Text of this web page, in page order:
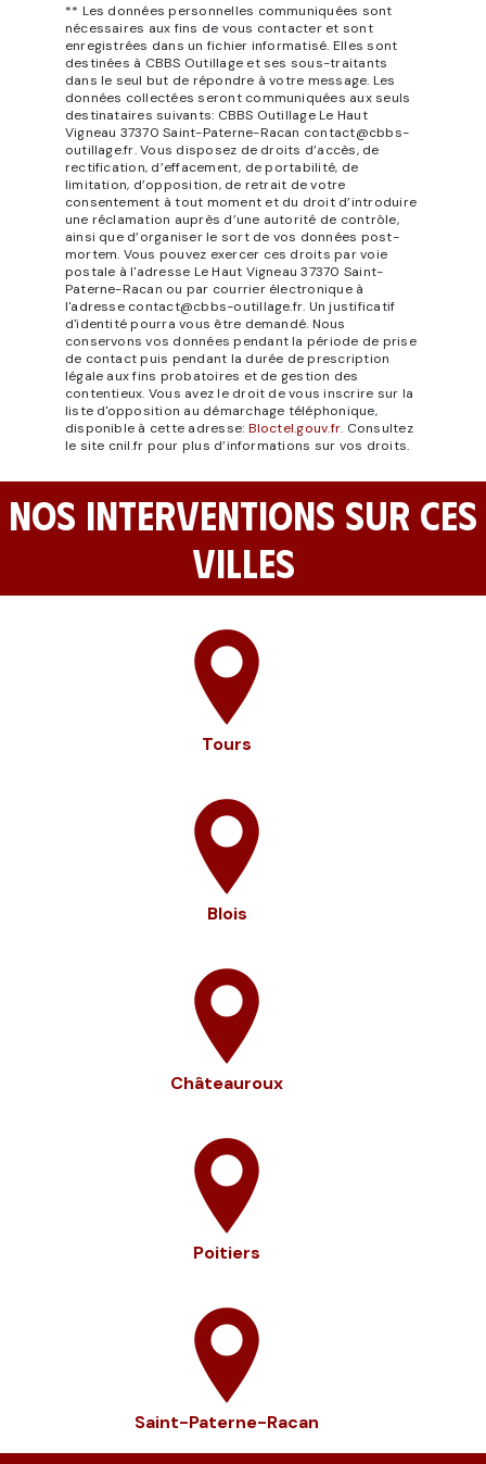
** Les données personnelles communiquées sont
nécessaires aux fins de vous contacter et sont
enregistrées dans un fichier informatisé. Elles sont
destinées à CBBS Outillage et ses sous-traitants
dans le seul but de répondre à votre message. Les
données collectées seront communiquées aux seuls
destinataires suivants: CBBS Outillage Le Haut
Vigneau 37370 Saint-Paterne-Racan contact@cbbs-
outillage.fr. Vous disposez de droits d’accès, de
rectification, d’effacement, de portabilité, de
limitation, d’opposition, de retrait de votre
consentement à tout moment et du droit d’introduire
une réclamation auprès d’une autorité de contrôle,
ainsi que d’organiser le sort de vos données post-
mortem. Vous pouvez exercer ces droits par voie
postale à l'adresse Le Haut Vigneau 37370 Saint-
Paterne-Racan ou par courrier électronique à
l'adresse contact@cbbs-outillage.fr. Un justificatif
d'identité pourra vous être demandé. Nous
conservons vos données pendant la période de prise
de contact puis pendant la durée de prescription
légale aux fins probatoires et de gestion des
contentieux. Vous avez le droit de vous inscrire sur la
liste d'opposition au démarchage téléphonique,
disponible à cette adresse: Bloctel.gouv.fr. Consultez
le site cnil.fr pour plus d’informations sur vos droits.
NOS INTERVENTIONS SUR CES
VILLES
Tours
Blois
Châteauroux
Poitiers
Saint-Paterne-Racan